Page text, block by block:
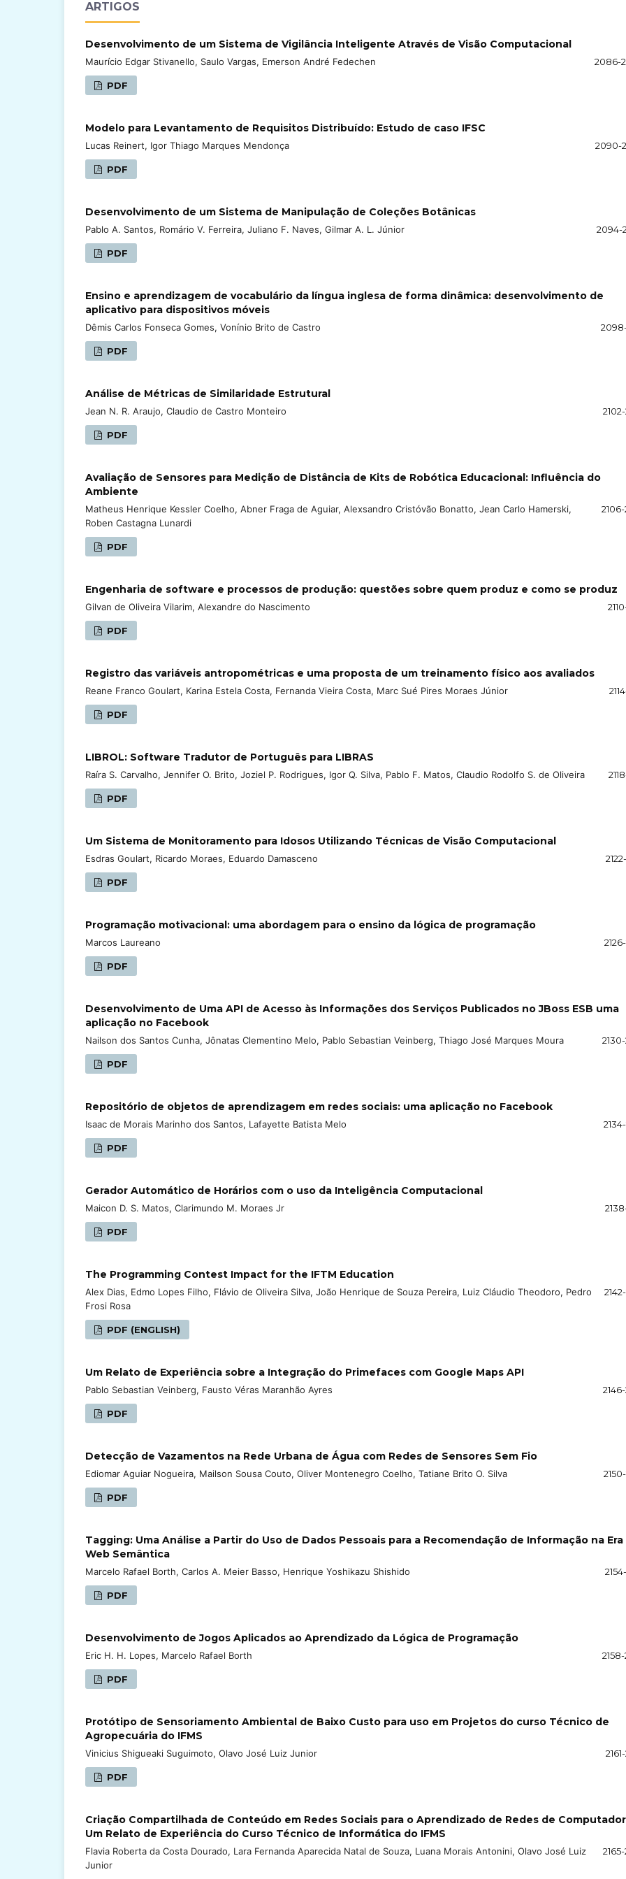
ARTIGOS
Desenvolvimento de um Sistema de Vigilância Inteligente Através de Visão Computacional
Maurício Edgar Stivanello, Saulo Vargas, Emerson André Fedechen 2086-
PDF
Modelo para Levantamento de Requisitos Distribuído: Estudo de caso IFSC
Lucas Reinert, Igor Thiago Marques Mendonça 2090-
PDF
Desenvolvimento de um Sistema de Manipulação de Coleções Botânicas
Pablo A. Santos, Romário V. Ferreira, Juliano F. Naves, Gilmar A. L. Júnior 2094-
PDF
Ensino e aprendizagem de vocabulário da língua inglesa de forma dinâmica: desenvolvimento de
aplicativo para dispositivos móveis
Dêmis Carlos Fonseca Gomes, Vonínio Brito de Castro 2098-
PDF
Análise de Métricas de Similaridade Estrutural
Jean N. R. Araujo, Claudio de Castro Monteiro
PDF
Avaliação de Sensores para Medição de Distância de Kits de Robótica Educacional: Influência do
Ambiente
Matheus Henrique Kessler Coelho, Abner Fraga de Aguiar, Alexsandro Cristóvão Bonatto, Jean Carlo Hamerski,
Roben Castagna Lunardi
2106-
PDF
Engenharia de software e processos de produção: questões sobre quem produz e como se produz
Gilvan de Oliveira Vilarim, Alexandre do Nascimento
PDF
Registro das variáveis antropométricas e uma proposta de um treinamento físico aos avaliados
Reane Franco Goulart, Karina Estela Costa, Fernanda Vieira Costa, Marc Sué Pires Moraes Júnior
PDF
LIBROL: Software Tradutor de Português para LIBRAS
Raíra S. Carvalho, Jennifer O. Brito, Joziel P. Rodrigues, Igor Q. Silva, Pablo F. Matos, Claudio Rodolfo S. de Oliveira
PDF
Um Sistema de Monitoramento para Idosos Utilizando Técnicas de Visão Computacional
Esdras Goulart, Ricardo Moraes, Eduardo Damasceno
PDF
Programação motivacional: uma abordagem para o ensino da lógica de programação
Marcos Laureano
PDF
Desenvolvimento de Uma API de Acesso às Informações dos Serviços Publicados no JBoss ESB uma
aplicação no Facebook
Nailson dos Santos Cunha, Jônatas Clementino Melo, Pablo Sebastian Veinberg, Thiago José Marques Moura
PDF
Repositório de objetos de aprendizagem em redes sociais: uma aplicação no Facebook
Isaac de Morais Marinho dos Santos, Lafayette Batista Melo
PDF
Gerador Automático de Horários com o uso da Inteligência Computacional
Maicon D. S. Matos, Clarimundo M. Moraes Jr
PDF
The Programming Contest Impact for the IFTM Education
Alex Dias, Edmo Lopes Filho, Flávio de Oliveira Silva, João Henrique de Souza Pereira, Luiz Cláudio Theodoro, Pedro
Frosi Rosa
PDF (ENGLISH)
Um Relato de Experiência sobre a Integração do Primefaces com Google Maps API
Pablo Sebastian Veinberg, Fausto Véras Maranhão Ayres
PDF
Detecção de Vazamentos na Rede Urbana de Água com Redes de Sensores Sem Fio
Ediomar Aguiar Nogueira, Mailson Sousa Couto, Oliver Montenegro Coelho, Tatiane Brito O. Silva
PDF
Tagging: Uma Análise a Partir do Uso de Dados Pessoais para a Recomendação de Informação na Era
Web Semântica
Marcelo Rafael Borth, Carlos A. Meier Basso, Henrique Yoshikazu Shishido
PDF
Desenvolvimento de Jogos Aplicados ao Aprendizado da Lógica de Programação
Eric H. H. Lopes, Marcelo Rafael Borth
PDF
Protótipo de Sensoriamento Ambiental de Baixo Custo para uso em Projetos do curso Técnico de
Agropecuária do IFMS
Vinicius Shigueaki Suguimoto, Olavo José Luiz Junior
PDF
Criação Compartilhada de Conteúdo em Redes Sociais para o Aprendizado de Redes de
Um Relato de Experiência do Curso Técnico de Informática do IFMS
Flavia Roberta da Costa Dourado, Lara Fernanda Aparecida Natal de Souza, Luana Morais Antonini, Olavo José Luiz
Junior